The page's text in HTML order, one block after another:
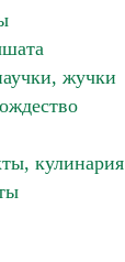
жучки
кулинария